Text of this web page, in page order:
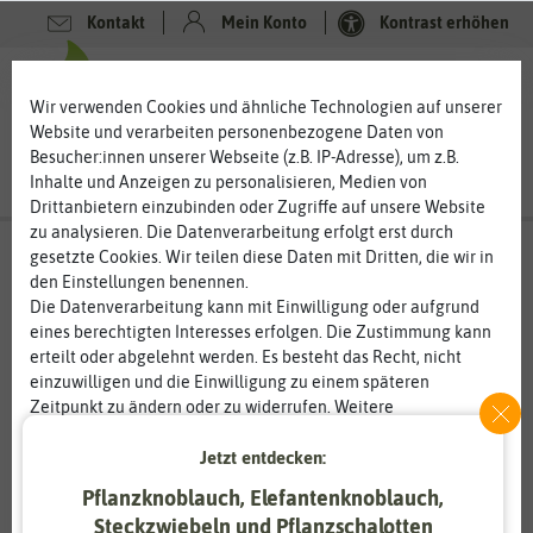
Kontakt Mein Konto Kontrast erhöhen
Wir verwenden Cookies und ähnliche Technologien auf unserer
Website und verarbeiten personenbezogene Daten von
Besucher:innen unserer Webseite (z.B. IP-Adresse), um z.B.
Inhalte und Anzeigen zu personalisieren, Medien von
Drittanbietern einzubinden oder Zugriffe auf unsere Website
zu analysieren. Die Datenverarbeitung erfolgt erst durch
gesetzte Cookies. Wir teilen diese Daten mit Dritten, die wir in
den Einstellungen benennen.
Die Datenverarbeitung kann mit Einwilligung oder aufgrund
eines berechtigten Interesses erfolgen. Die Zustimmung kann
erteilt oder abgelehnt werden. Es besteht das Recht, nicht
einzuwilligen und die Einwilligung zu einem späteren
Zeitpunkt zu ändern oder zu widerrufen. Weitere
Informationen zur Verwendung personenbezogener Daten und
den Diensten erklären wir in unsererDaten­schutz­erklärung
Essenziell Statistik
Jetzt entdecken:
Pflanzknoblauch, Elefantenknoblauch,
Steckzwiebeln und Pflanzschalotten